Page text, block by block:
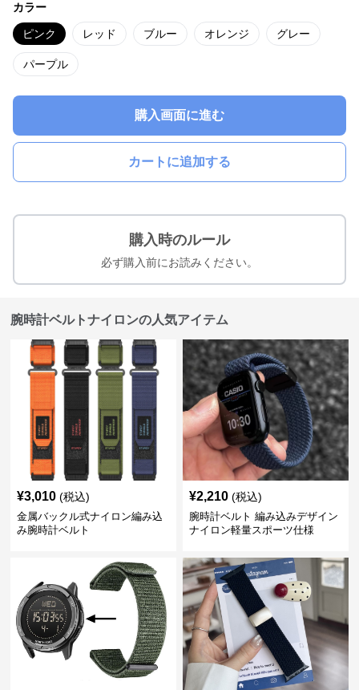
カラー
ピンク レッド ブルー オレンジ グレー
パープル
購入画面に進む
カートに追加する
購入時のルール
必ず購入前にお読みください。
腕時計ベルトナイロンの人気アイテム
¥3,010 (税込)
金属バックル式ナイロン編み込
み腕時計ベルト
¥2,210 (税込)
腕時計ベルト 編み込みデザイン
ナイロン軽量スポーツ仕様